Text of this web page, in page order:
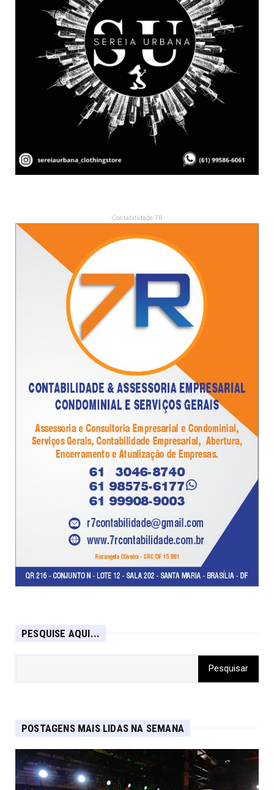
- Contabilidade 7R -
PESQUISE AQUI...
POSTAGENS MAIS LIDAS NA SEMANA